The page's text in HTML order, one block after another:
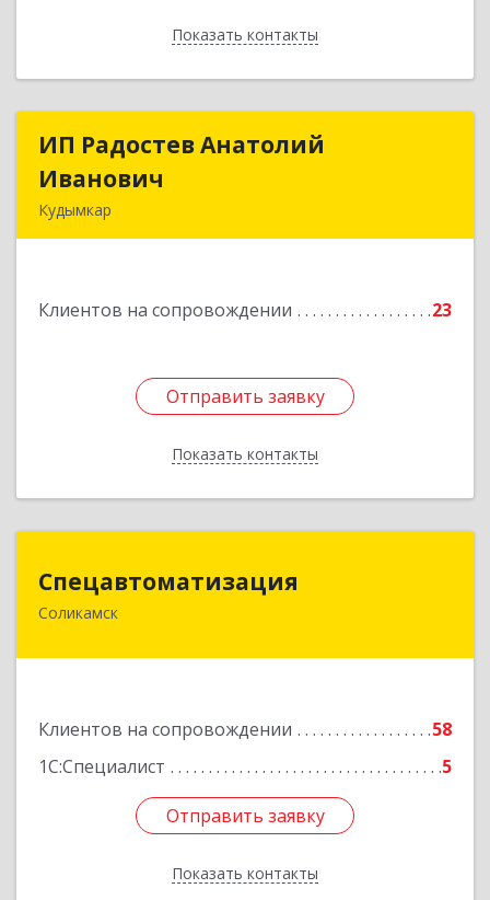
Показать контакты
Назад
ИП Радостев Анатолий
Иванович
Кудымкар
Клиентов на сопровождении 23
Отправить заявку
Показать контакты
ИП Радостев Анатолий
Подробнее
Отправить заявку
Назад
Спецавтоматизация
Соликамск
Клиентов на сопровождении
58
1С:Специалист
5
Отправить заявку
Показать контакты
Отправить заявку
Назад